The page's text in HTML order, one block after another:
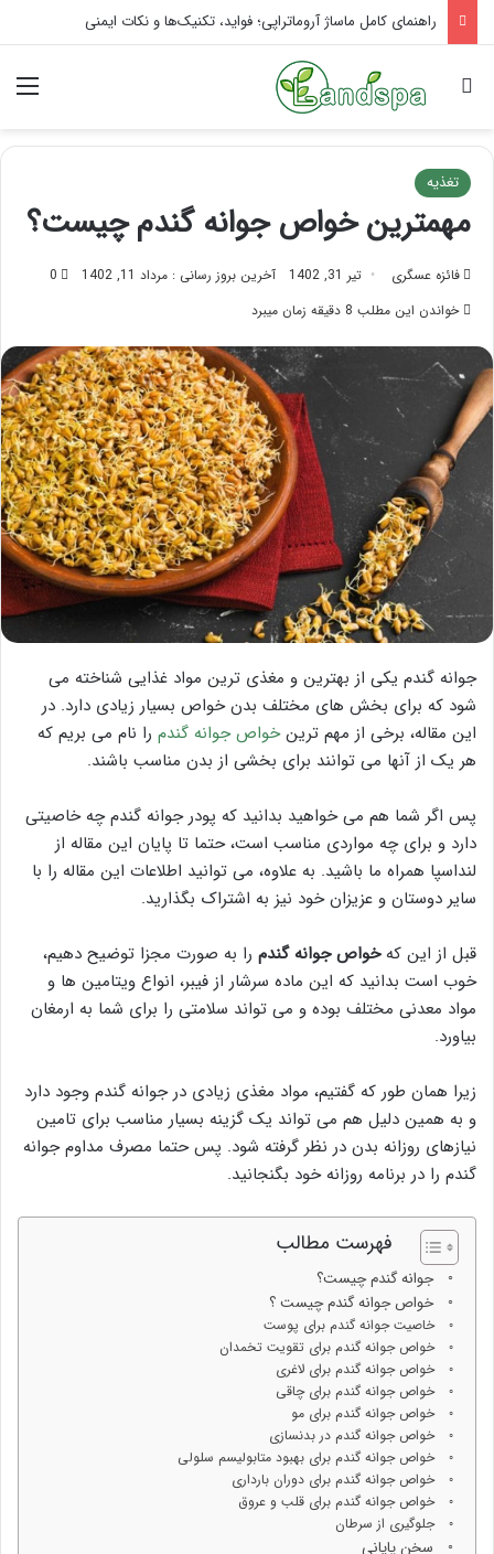
تاثیر ماساژ بر افسردگی؛ با ماساژ درمانی افسردگی را درمان کنید!
جستجو برای
تغذیه
مهمترین خواص جوانه گندم چیست؟
فائزه عسگری تیر 31, 1402 آخرین بروز رسانی : مرداد 11, 1402
0
خواندن این مطلب 8 دقیقه زمان میبرد
جوانه گندم یکی از بهترین و مغذی ترین مواد غذایی شناخته می
شود که برای بخش های مختلف بدن خواص بسیار زیادی دارد. در
این مقاله، برخی از مهم ترینخواص جوانه گندم را نام می بریم که
هر یک از آنها می توانند برای بخشی از بدن مناسب باشند.
پس اگر شما هم می خواهید بدانید که پودر جوانه گندم چه خاصیتی
دارد و برای چه مواردی مناسب است، حتما تا پایان این مقاله از
لنداسپا همراه ما باشید. به علاوه، می توانید اطلاعات این مقاله را با
سایر دوستان و عزیزان خود نیز به اشتراک بگذارید.
قبل از این کهخواص جوانه گندم را به صورت مجزا توضیح دهیم،
خوب است بدانید که این ماده سرشار از فیبر، انواع ویتامین ها و
مواد معدنی مختلف بوده و می تواند سلامتی را برای شما به ارمغان
بیاورد.
زیرا همان طور که گفتیم، مواد مغذی زیادی در جوانه گندم وجود دارد
و به همین دلیل هم می تواند یک گزینه بسیار مناسب برای تامین
نیازهای روزانه بدن در نظر گرفته شود. پس حتما مصرف مداوم جوانه
گندم را در برنامه روزانه خود بگنجانید.
فهرست مطالب
جوانه گندم چیست؟
خواص جوانه گندم چیست ؟
خاصیت جوانه گندم برای پوست
خواص جوانه گندم برای تقویت تخمدان
خواص جوانه گندم برای لاغری
خواص جوانه گندم برای چاقی
خواص جوانه گندم برای مو
خواص جوانه گندم در بدنسازی
خواص جوانه گندم برای بهبود متابولیسم سلولی
خواص جوانه گندم برای دوران بارداری
خواص جوانه گندم برای قلب و عروق
جلوگیری از سرطان
سخن پایانی